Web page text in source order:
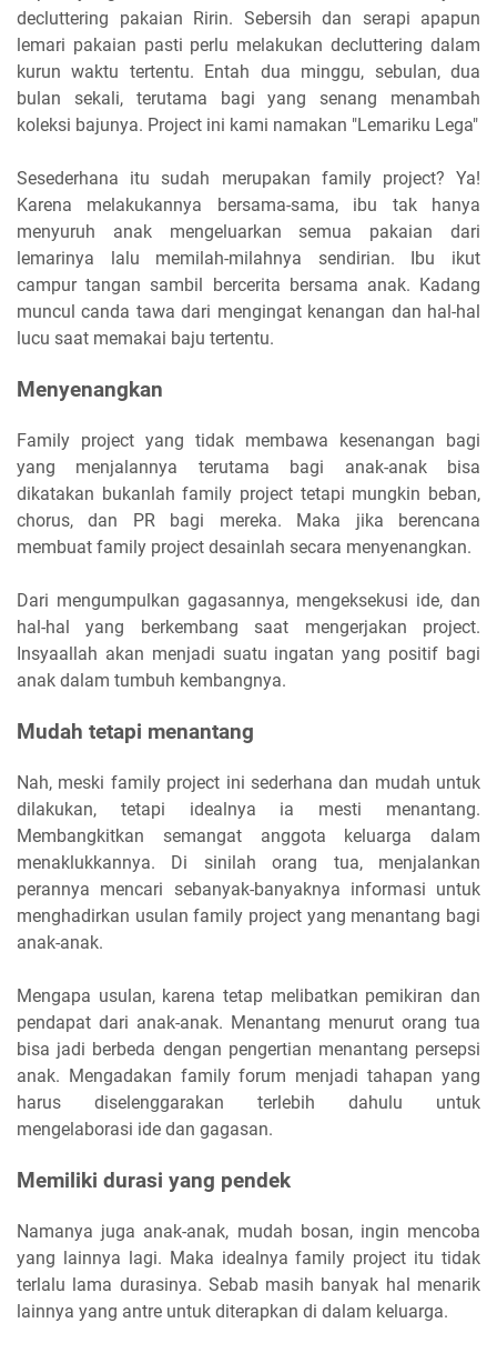
decluttering pakaian Ririn. Sebersih dan serapi apapun
lemari pakaian pasti perlu melakukan decluttering dalam
kurun waktu tertentu. Entah dua minggu, sebulan, dua
bulan sekali, terutama bagi yang senang menambah
koleksi bajunya. Project ini kami namakan "Lemariku Lega"
Sesederhana itu sudah merupakan family project? Ya!
Karena melakukannya bersama-sama, ibu tak hanya
menyuruh anak mengeluarkan semua pakaian dari
lemarinya lalu memilah-milahnya sendirian. Ibu ikut
campur tangan sambil bercerita bersama anak. Kadang
muncul canda tawa dari mengingat kenangan dan hal-hal
lucu saat memakai baju tertentu.
Menyenangkan
Family project yang tidak membawa kesenangan bagi
yang menjalannya terutama bagi anak-anak bisa
dikatakan bukanlah family project tetapi mungkin beban,
chorus, dan PR bagi mereka. Maka jika berencana
membuat family project desainlah secara menyenangkan.
Dari mengumpulkan gagasannya, mengeksekusi ide, dan
hal-hal yang berkembang saat mengerjakan project.
Insyaallah akan menjadi suatu ingatan yang positif bagi
anak dalam tumbuh kembangnya.
Mudah tetapi menantang
Nah, meski family project ini sederhana dan mudah untuk
dilakukan, tetapi idealnya ia mesti menantang.
Membangkitkan semangat anggota keluarga dalam
menaklukkannya. Di sinilah orang tua, menjalankan
perannya mencari sebanyak-banyaknya informasi untuk
menghadirkan usulan family project yang menantang bagi
anak-anak.
Mengapa usulan, karena tetap melibatkan pemikiran dan
pendapat dari anak-anak. Menantang menurut orang tua
bisa jadi berbeda dengan pengertian menantang persepsi
anak. Mengadakan family forum menjadi tahapan yang
harus diselenggarakan terlebih dahulu untuk
mengelaborasi ide dan gagasan.
Memiliki durasi yang pendek
Namanya juga anak-anak, mudah bosan, ingin mencoba
yang lainnya lagi. Maka idealnya family project itu tidak
terlalu lama durasinya. Sebab masih banyak hal menarik
lainnya yang antre untuk diterapkan di dalam keluarga.